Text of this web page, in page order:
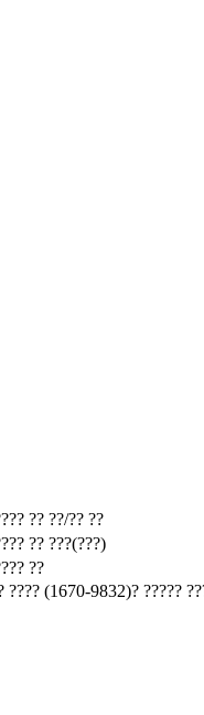
?? ??/?? ??
?? ???(???)
??
???? (1670-9832)? ?????